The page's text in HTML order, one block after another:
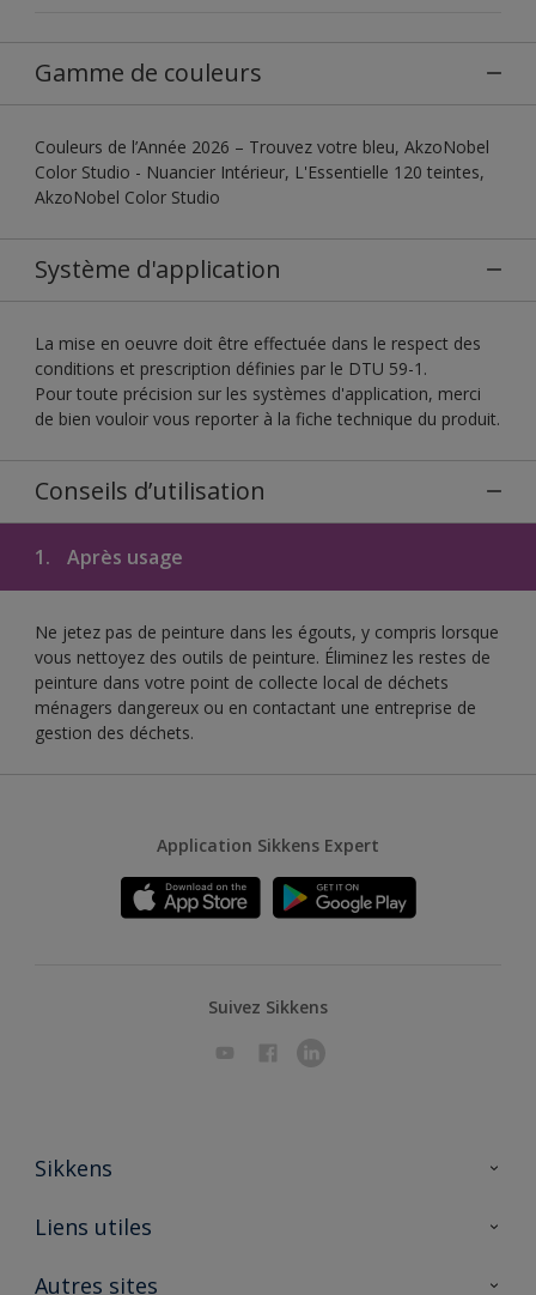
Gamme de couleurs
Couleurs de l’Année 2026 – Trouvez votre bleu, AkzoNobel
Color Studio - Nuancier Intérieur, L'Essentielle 120 teintes,
AkzoNobel Color Studio
Système d'application
La mise en oeuvre doit être effectuée dans le respect des
conditions et prescription définies par le DTU 59-1.
Pour toute précision sur les systèmes d'application, merci
de bien vouloir vous reporter à la fiche technique du produit.
Conseils d’utilisation
1. Après usage
Ne jetez pas de peinture dans les égouts, y compris lorsque
vous nettoyez des outils de peinture. Éliminez les restes de
peinture dans votre point de collecte local de déchets
ménagers dangereux ou en contactant une entreprise de
gestion des déchets.
Application Sikkens Expert
Suivez Sikkens
Sikkens
A propos de Sikkens
Liens utiles
Ouvrir un magasin PASS
Autres sites